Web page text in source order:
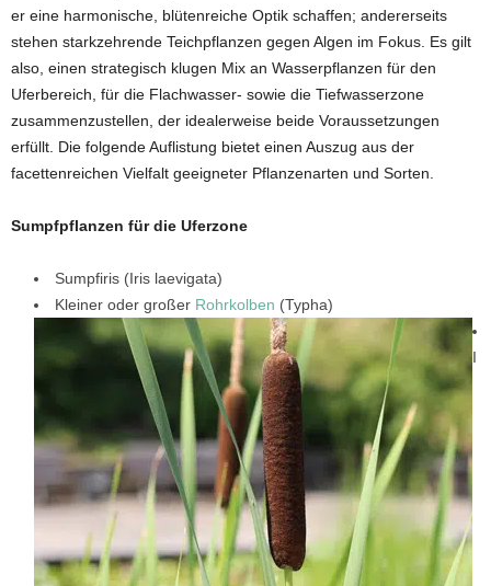
er eine harmonische, blütenreiche Optik schaffen; andererseits
stehen starkzehrende Teichpflanzen gegen Algen im Fokus. Es gilt
also, einen strategisch klugen Mix an Wasserpflanzen für den
Uferbereich, für die Flachwasser- sowie die Tiefwasserzone
zusammenzustellen, der idealerweise beide Voraussetzungen
erfüllt. Die folgende Auflistung bietet einen Auszug aus der
facettenreichen Vielfalt geeigneter Pflanzenarten und Sorten.
Sumpfpflanzen für die Uferzone
Sumpfiris (Iris laevigata)
Kleiner oder großer Rohrkolben (Typha)
I